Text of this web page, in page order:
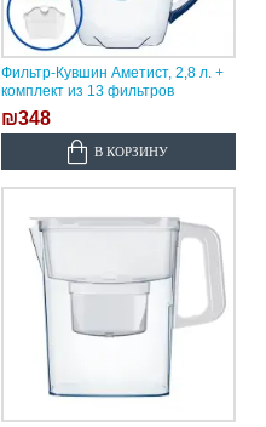
Фильтр-Кувшин Аметист, 2,8 л. +
комплект из 13 фильтров
₪348
В КОРЗИНУ